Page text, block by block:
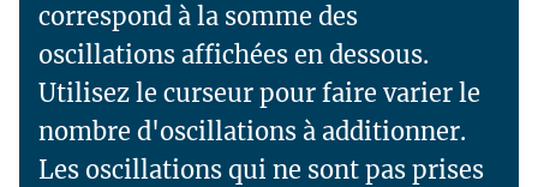
correspond à la somme des
oscillations affichées en dessous.
Utilisez le curseur pour faire varier le
nombre d'oscillations à additionner.
Les oscillations qui ne sont pas prises